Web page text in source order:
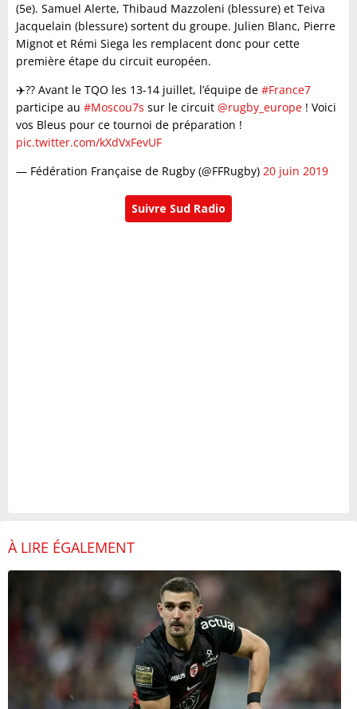
(5e). Samuel Alerte, Thibaud Mazzoleni (blessure) et Teiva
Jacquelain (blessure) sortent du groupe. Julien Blanc, Pierre
Mignot et Rémi Siega les remplacent donc pour cette
première étape du circuit européen.
✈️?? Avant le TQO les 13-14 juillet, l’équipe de #France7
participe au #Moscou7s sur le circuit @rugby_europe ! Voici
vos Bleus pour ce tournoi de préparation !
pic.twitter.com/kXdVxFevUF
— Fédération Française de Rugby (@FFRugby) 20 juin 2019
Suivre Sud Radio
À LIRE ÉGALEMENT